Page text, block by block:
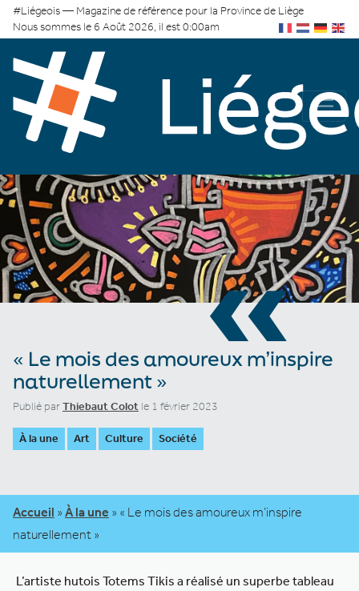
#Liégeois — Magazine de référence pour la Province de Liège
Nous sommes le 6 Août 2026, il est 0:00am
«
« Le mois des amoureux m’inspire
naturellement »
Publié parThiebaut Colot le 1 février 2023
À la une Art Culture Société
Accueil » À la une » « Le mois des amoureux m’inspire
naturellement »
L’artiste hutois Totems Tikis a réalisé un superbe tableau